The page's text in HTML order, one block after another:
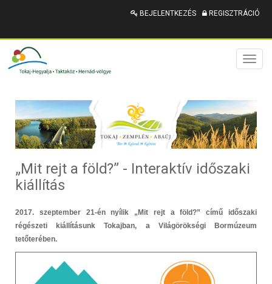
BEJELENTKEZÉS REGISZTRÁCIÓ
„Mit rejt a föld?” - Interaktív időszaki
kiállítás
2017. szeptember 21-én nyílik „Mit rejt a föld?” című időszaki
régészeti kiállításunk Tokajban, a Világörökségi Bormúzeum
tetőterében.